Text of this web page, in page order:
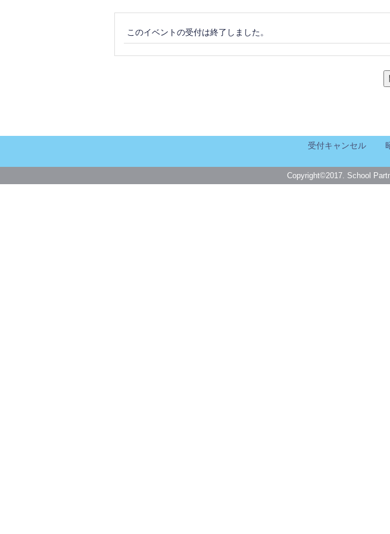
このイベントの受付は終了しました。
受付キャンセル
Copyright©2017. School